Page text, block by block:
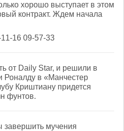
хорошо выступает в этом
контракт. Ждем начала
от Daily Star, и решили в
Роналду в «Манчестер
Криштиану придется
фунтов.
завершить мучения